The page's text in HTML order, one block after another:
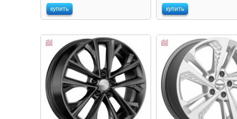
купить купить